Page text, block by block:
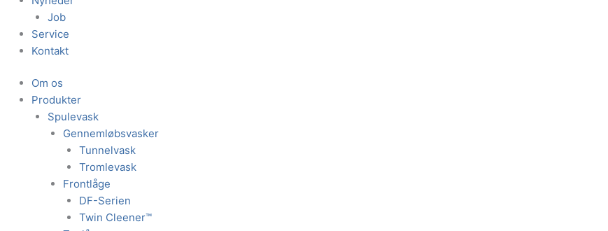
Job
Service
Kontakt
Om os
Produkter
Spulevask
Gennemløbsvasker
Tunnelvask
Tromlevask
Frontlåge
DF-Serien
Twin Cleener™